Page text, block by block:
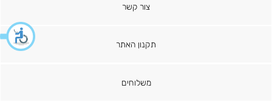
צור קשר
תקנון האתר
משלוחים